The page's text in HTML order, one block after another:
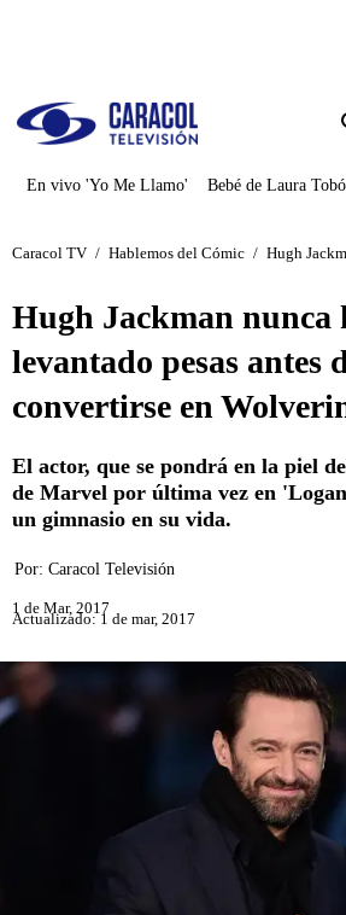
En vivo 'Yo Me Llamo' Bebé de Laura
Caracol TV / Hablemos del Cómic / Hugh
Hugh Jackman nunca
levantado pesas antes
convertirse en
El actor, que se pondrá en la piel
de Marvel por última vez en
un gimnasio en su vida.
Por: Caracol Televisión
1 de Mar, 2017
Actualizado: 1 de mar, 2017